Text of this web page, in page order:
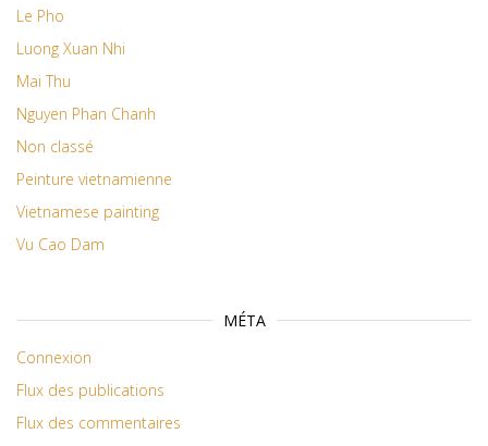
Le Pho
Luong Xuan Nhi
Mai Thu
Nguyen Phan Chanh
Non classé
Peinture vietnamienne
Vietnamese painting
Vu Cao Dam
MÉTA
Connexion
Flux des publications
Flux des commentaires